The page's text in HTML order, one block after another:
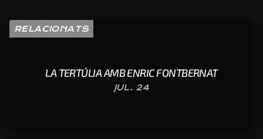
RELACIONATS
LA TERTÚLIA AMB ENRIC FONTBERNAT
JUL. 24